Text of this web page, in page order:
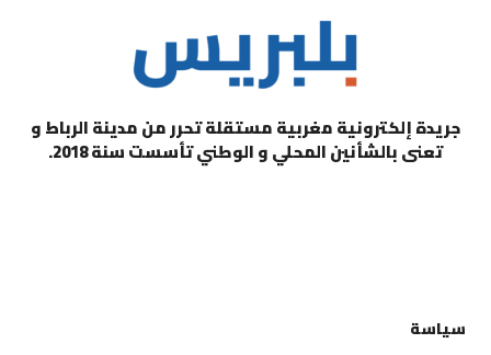
جريدة إلكترونية مغربية مستقلة تحرر من مدينة الرباط و
تعنى بالشأنين المحلي و الوطني تأسست سنة 2018.
سياسة